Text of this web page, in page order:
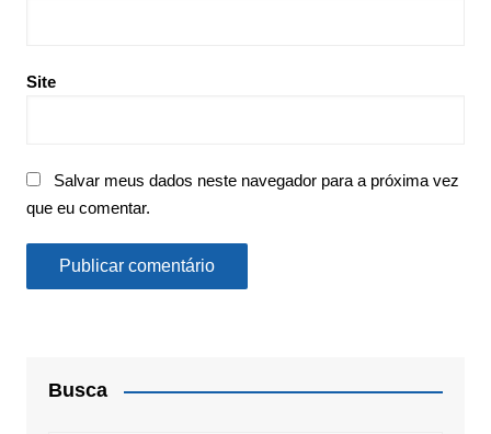
Site
Salvar meus dados neste navegador para a próxima vez
que eu comentar.
Busca